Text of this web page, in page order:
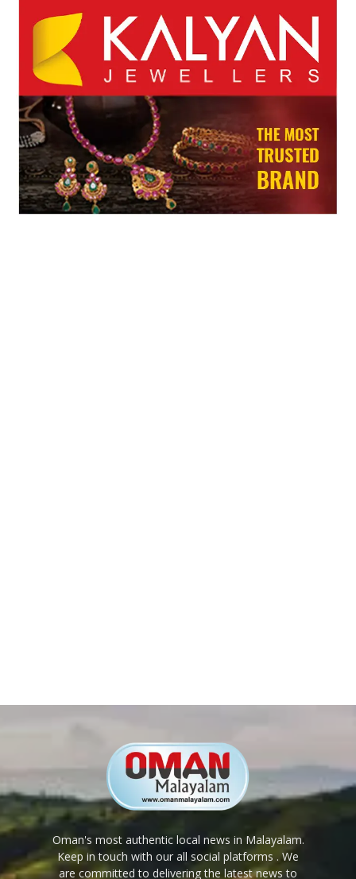
Oman's most authentic local news in Malayalam.
Keep in touch with our all social platforms . We
are committed to delivering the latest news to